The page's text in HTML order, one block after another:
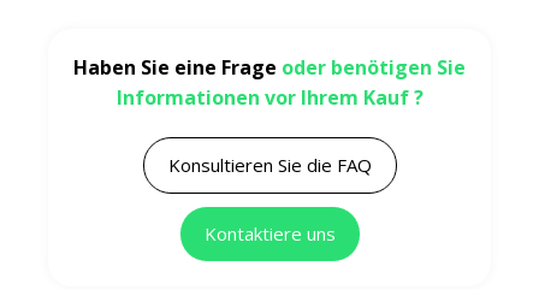
Haben Sie eine Frage oder benötigen Sie
Informationen vor Ihrem Kauf ?
Konsultieren Sie die FAQ
Kontaktiere uns